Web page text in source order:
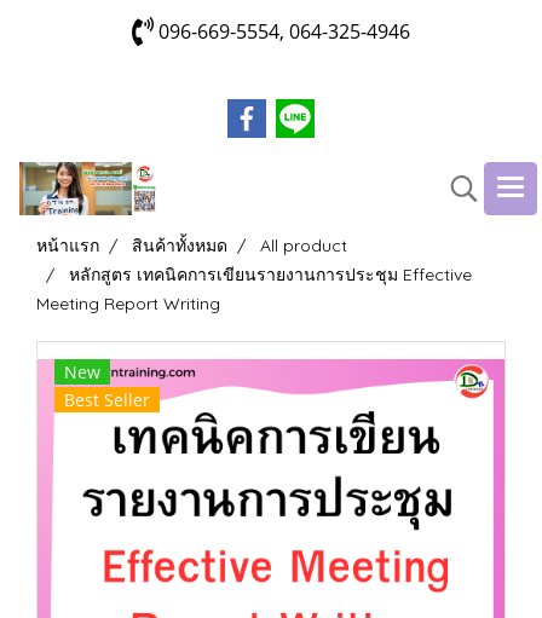
096-669-5554, 064-325-4946
หน้าแรก สินค้าทั้งหมด
All product
หลักสูตร เทคนิคการเขียนรายงานการประชุม Effective
Meeting Report Writing
New
Best Seller